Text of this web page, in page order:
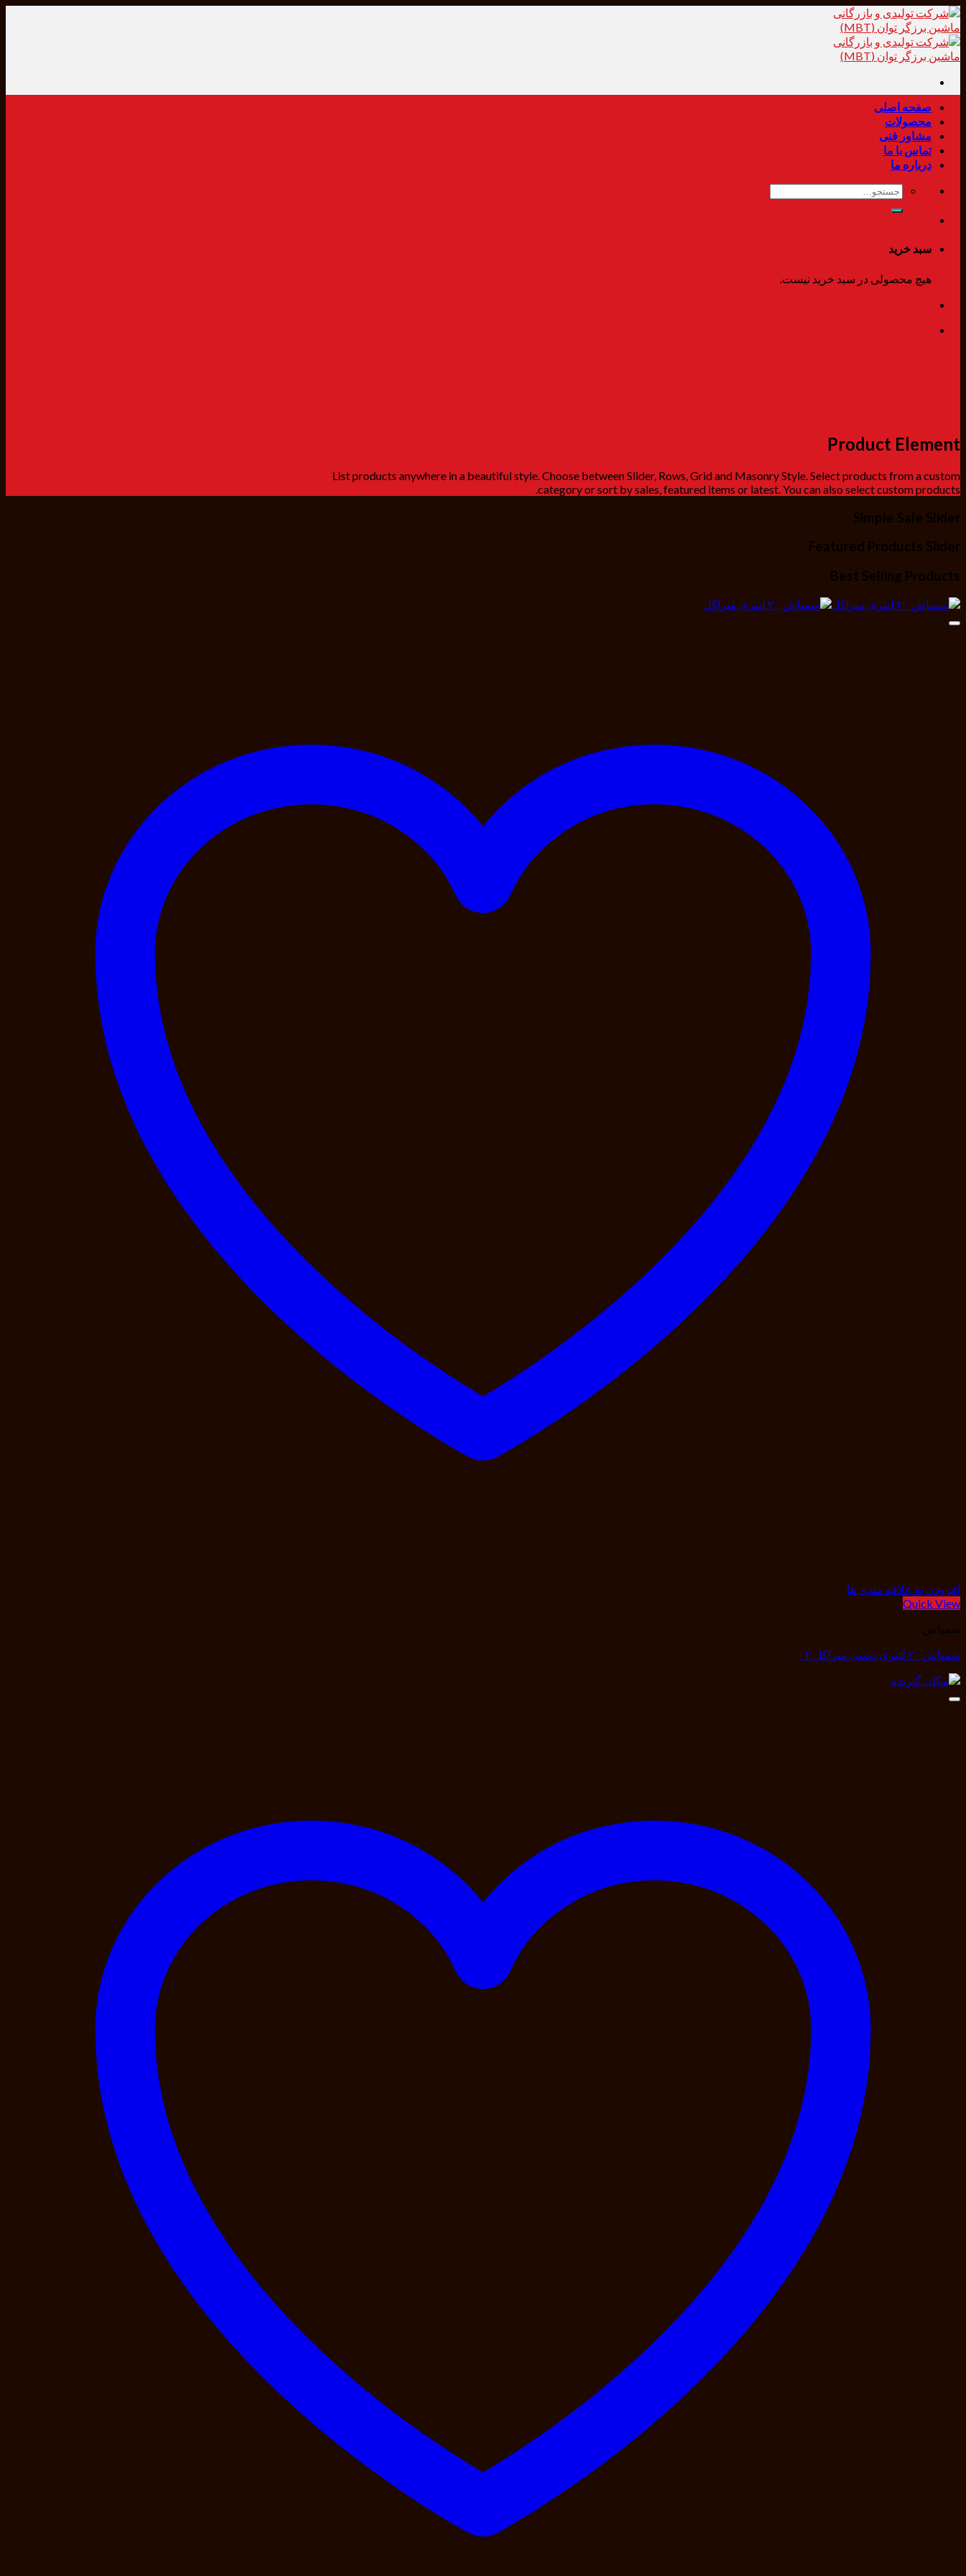
Skip
to
content
صفحه اصلی
محصولات
مشاور فنی
تماس با ما
درباره ما
جستجو
برای:
سبد خرید
هیچ محصولی در سبد خرید نیست.
Product Element
List products anywhere in a beautiful style. Choose between Slider, Rows, Grid and Masonry Style. Select products from a custom
category or sort by sales, featured items or latest. You can also select custom products.
Simple Sale Slider
Featured Products Slider
Best Selling Products
افزودن به علاقه مندی ها
Quick View
سمپاش
سمپاش ۲۰ لیتری دستی میراکل ۰۲